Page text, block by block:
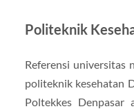
Politeknik
Referensi universitas
politeknik kesehatan
Poltekkes